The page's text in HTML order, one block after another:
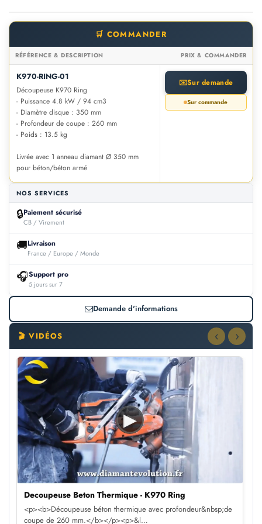
🛒 COMMANDER
RÉFÉRENCE & DESCRIPTION PRIX & COMMANDER
K970-RING-01
Découpeuse K970 Ring
- Puissance 4.8 kW / 94 cm3
- Diamètre disque : 350 mm
- Profondeur de coupe : 260 mm
- Poids : 13.5 kg
Livrée avec 1 anneau diamant Ø 350 mm
pour béton/béton armé
✉️Sur demande
Sur commande
NOS SERVICES
🔒Paiement sécurisé
CB / Virement
🚚Livraison
France / Europe / Monde
🎧Support pro
5 jours sur 7
Demande d'informations
🎬 VIDÉOS
▶
Decoupeuse Beton Thermique - K970 Ring
<p><b>Découpeuse béton thermique avec profondeur&nbsp;de
coupe de 260 mm.</b></p><p>&l…
‹ ›